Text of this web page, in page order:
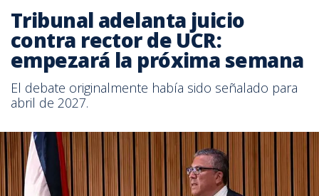
Tribunal adelanta juicio
contra rector de UCR:
empezará la próxima semana
El debate originalmente había sido señalado para
abril de 2027.